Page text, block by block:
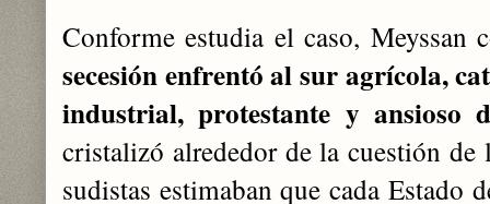
Conforme estudia el caso, Meyssan
secesión enfrentó al sur agrícola,
industrial, ‎protestante y ansioso
cristalizó alrededor de la cuestión de
sudistas estimaban que cada Estado